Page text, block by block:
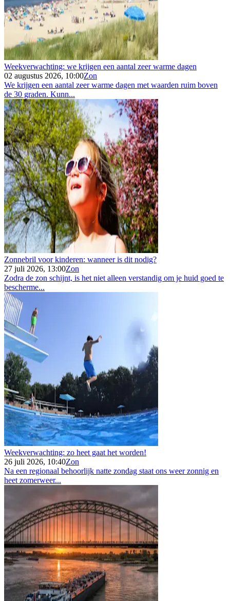
Weekverwachting: we krijgen een aantal zeer warme dagen
02 augustus 2026, 10:00Zon
We krijgen een aantal zeer warme dagen met waarden ruim boven
de 30 graden. Kunn...
Zonnebril voor kinderen: wanneer is dit nodig?
27 juli 2026, 13:00Zon
Zodra de zon schijnt, is het niet alleen verstandig om je huid goed te
bescherme...
Weekverwachting: zo heet gaat het worden!
26 juli 2026, 10:40Zon
Na een regionaal behoorlijk natte zondag staat ons weer zonnig en
heet zomerweer...